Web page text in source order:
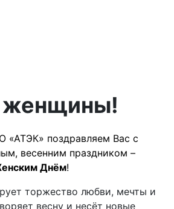
женщины!
«АТЭК» поздравляем Вас с
весенним праздником –
Днём!
торжество любви, мечты и
весну и несёт новые